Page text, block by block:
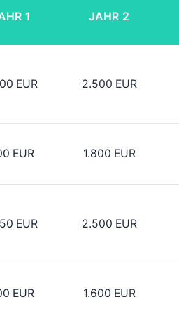
1 JAHR 2
EUR 2.500 EUR
EUR 1.800 EUR
EUR 2.500 EUR
EUR 1.600 EUR